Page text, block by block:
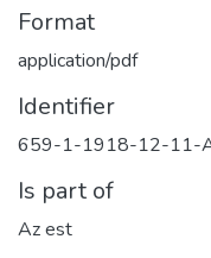
Format
application/pdf
Identifier
659-1-1918-12-11-
Is part of
Az est